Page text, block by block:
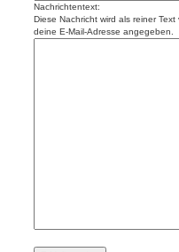
Nachrichtentext:
Diese Nachricht wird als reiner
deine E-Mail-Adresse angegeben.